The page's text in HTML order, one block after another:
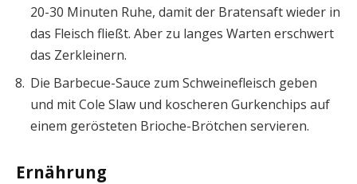
20-30 Minuten Ruhe, damit der Bratensaft wieder in
das Fleisch fließt. Aber zu langes Warten erschwert
das Zerkleinern.
Die Barbecue-Sauce zum Schweinefleisch geben
und mit Cole Slaw und koscheren Gurkenchips auf
einem gerösteten Brioche-Brötchen servieren.
Ernährung